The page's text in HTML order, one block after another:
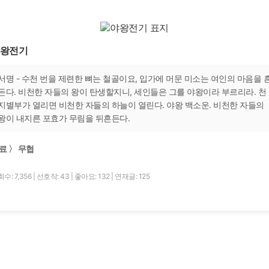
전기
명 - 수천 번을 제련한 뼈는 철골이요, 입가에 머문 미소는 여인의 마음을
다. 비천한 자들의 왕이 탄생할지니, 세인들은 그를 야왕이라 부르리라. 천
별부가 열리면 비천한 자들의 하늘이 열린다. 야왕 백소운. 비천한 자들의
이 내지른 포효가 무림을 뒤흔든다.
〉 무협
수: 7,356 선호작: 43 좋아요: 132 연재글: 125